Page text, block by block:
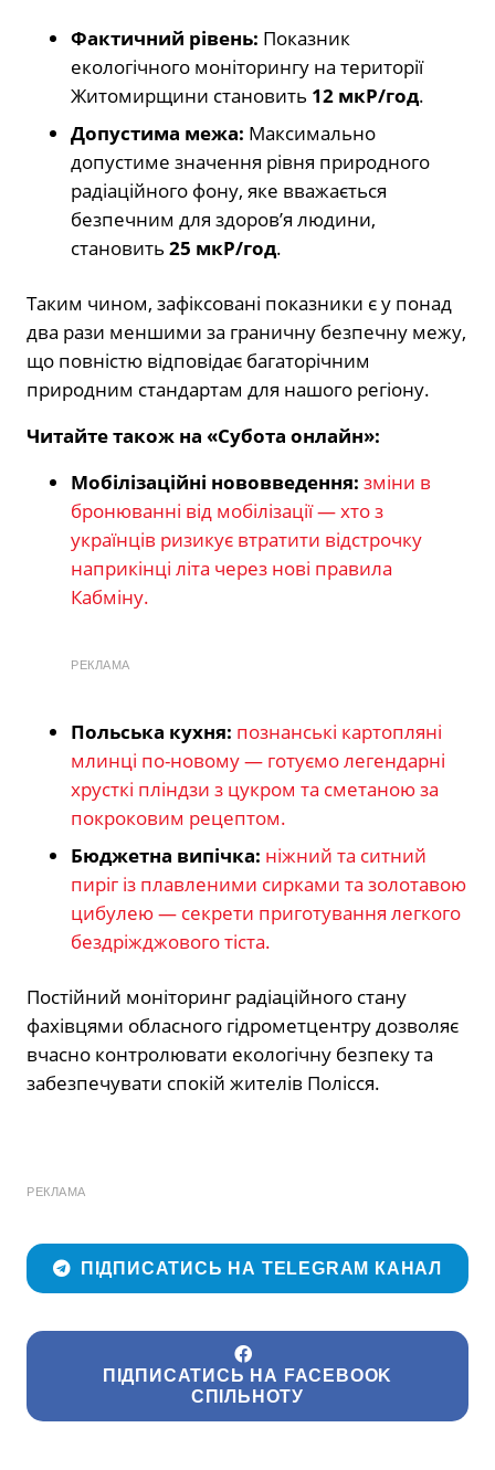
Фактичний рівень: Показник
екологічного моніторингу на території
Житомирщини становить 12 мкР/год.
Допустима межа: Максимально
допустиме значення рівня природного
радіаційного фону, яке вважається
безпечним для здоров’я людини,
становить 25 мкР/год.
Таким чином, зафіксовані показники є у понад
два рази меншими за граничну безпечну межу,
що повністю відповідає багаторічним
природним стандартам для нашого регіону.
Читайте також на «Субота онлайн»:
Мобілізаційні нововведення: зміни в
бронюванні від мобілізації — хто з
українців ризикує втратити відстрочку
наприкінці літа через нові правила
Кабміну.
РЕКЛАМА
Польська кухня: познанські картопляні
млинці по-новому — готуємо легендарні
хрусткі пліндзи з цукром та сметаною за
покроковим рецептом.
Бюджетна випічка: ніжний та ситний
пиріг із плавленими сирками та золотавою
цибулею — секрети приготування легкого
бездріжджового тіста.
Постійний моніторинг радіаційного стану
фахівцями обласного гідрометцентру дозволяє
вчасно контролювати екологічну безпеку та
забезпечувати спокій жителів Полісся.
РЕКЛАМА
ПІДПИСАТИСЬ НА TELEGRAM КАНАЛ
ПІДПИСАТИСЬ НА FACEBOOK
СПІЛЬНОТУ